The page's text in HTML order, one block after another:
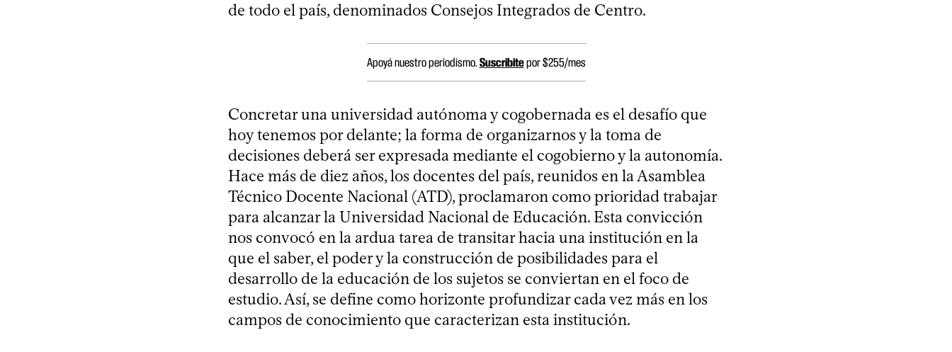
de todo el país, denominados Consejos Integrados de Centro.
Apoyá nuestro periodismo.Suscribitepor $255/mes
Concretar una universidad autónoma y cogobernada es el desafío que
hoy tenemos por delante; la forma de organizarnos y la toma de
decisiones deberá ser expresada mediante el cogobierno y la autonomía.
Hace más de diez años, los docentes del país, reunidos en la Asamblea
Técnico Docente Nacional (ATD), proclamaron como prioridad trabajar
para alcanzar la Universidad Nacional de Educación. Esta convicción
nos convocó en la ardua tarea de transitar hacia una institución en la
que el saber, el poder y la construcción de posibilidades para el
desarrollo de la educación de los sujetos se conviertan en el foco de
estudio. Así, se define como horizonte profundizar cada vez más en los
campos de conocimiento que caracterizan esta institución.